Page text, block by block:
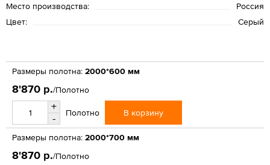
Место производства:
Россия
Цвет:
Серый
Размеры полотна: 2000*600 мм
8'870 р./Полотно
+
-
Полотно В корзину
Размеры полотна: 2000*700 мм
8'870 р./Полотно